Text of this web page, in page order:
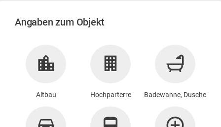
Angaben zum Objekt
Altbau Hochparterre Badewanne, Dusche